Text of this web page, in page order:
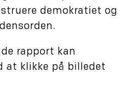
demokratiet og
rapport kan
at klikke på billedet